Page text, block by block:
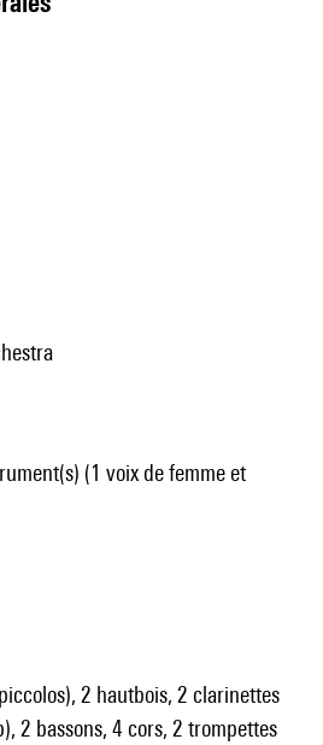
(1 voix de femme et
2 hautbois, 2 clarinettes
2 bassons, 4 cors, 2 trompettes